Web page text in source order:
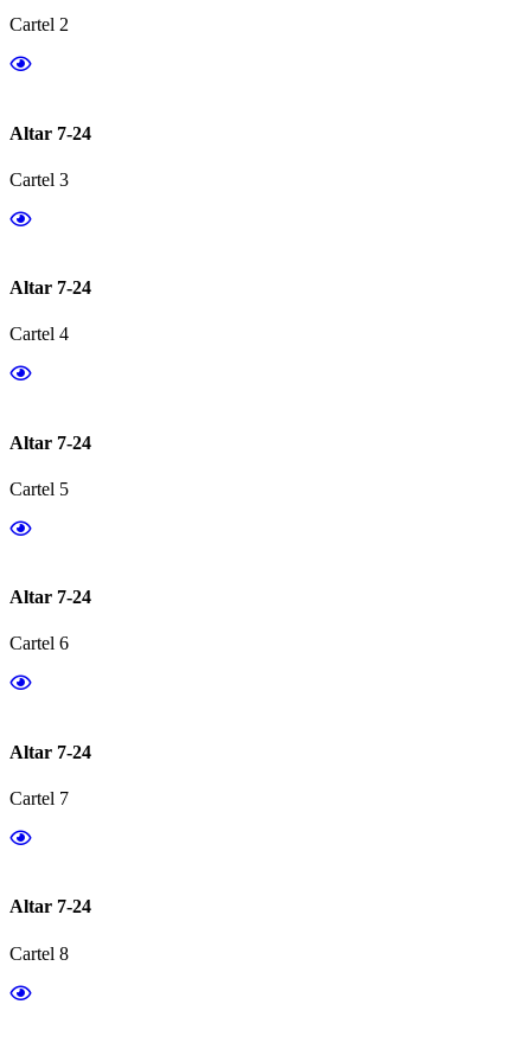
Cartel 2
Altar 7-24
Cartel 3
Altar 7-24
Cartel 4
Altar 7-24
Cartel 5
Altar 7-24
Cartel 6
Altar 7-24
Cartel 7
Altar 7-24
Cartel 8